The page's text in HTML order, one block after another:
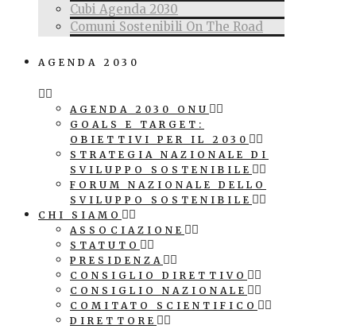
Cubi Agenda 2030
Comuni Sostenibili On The Road
AGENDA 2030
AGENDA 2030 ONU
GOALS E TARGET:
OBIETTIVI PER IL 2030
STRATEGIA NAZIONALE DI
SVILUPPO SOSTENIBILE
FORUM NAZIONALE DELLO
SVILUPPO SOSTENIBILE
CHI SIAMO
ASSOCIAZIONE
STATUTO
PRESIDENZA
CONSIGLIO DIRETTIVO
CONSIGLIO NAZIONALE
COMITATO SCIENTIFICO
DIRETTORE